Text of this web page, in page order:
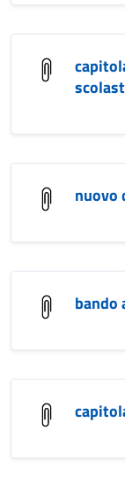
nuovo
bando